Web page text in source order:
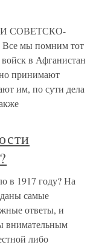
И СОВЕТСКО-
мы помним тот
в Афганистан
принимают
им, по сути дела
в 1917 году? На
даны самые
ответы, и
внимательным
либо